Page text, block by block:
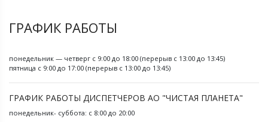
ГРАФИК РАБОТЫ
понедельник — четверг с 9:00 до 18:00 (перерыв с 13:00 до 13:45)
пятница с 9:00 до 17:00 (перерыв с 13:00 до 13:45)
ГРАФИК РАБОТЫ ДИСПЕТЧЕРОВ АО "ЧИСТАЯ ПЛАНЕТА"
понедельник- суббота: с 8:00 до 20:00